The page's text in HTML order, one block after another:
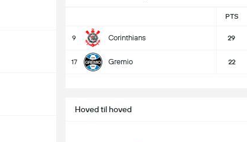
PTS
9 Corinthians 29
17 Gremio 22
Hoved til hoved